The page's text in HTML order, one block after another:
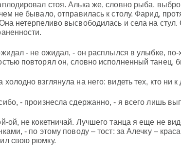
стоя. Алька же, словно рыба,
не бывало, отправилась к столу. Фарид,
нетерпеливо высвободилась и села на
- не ожидал, - он расплылся в улыбке, по-
повторял он, словно исполненный танец,
холодно взглянула на него: видеть тех, кто ни
- произнесла сдержанно, - я всего лишь
ой, не кокетничай. Лучшего танца я еще не
- по этому поводу – тост: за Алечку –
свою рюмку.